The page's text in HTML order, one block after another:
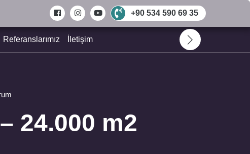
+90 534 590 69 35
Referanslarımız İletişim
24.000 m2